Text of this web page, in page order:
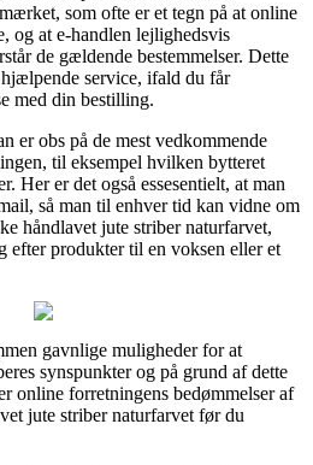
som ofte er et tegn på at online
og at e-handlen lejlighedsvis
de gældende bestemmelser. Dette
service, ifald du får
med din bestilling.
er obs på de mest vedkommende
til eksempel hvilken bytteret
Her er det også essesentielt, at man
så man til enhver tid kan vidne om
håndlavet jute striber naturfarvet,
efter produkter til en voksen eller et
gavnlige muligheder for at
synspunkter og på grund af dette
online forretningens bedømmelser af
jute striber naturfarvet før du